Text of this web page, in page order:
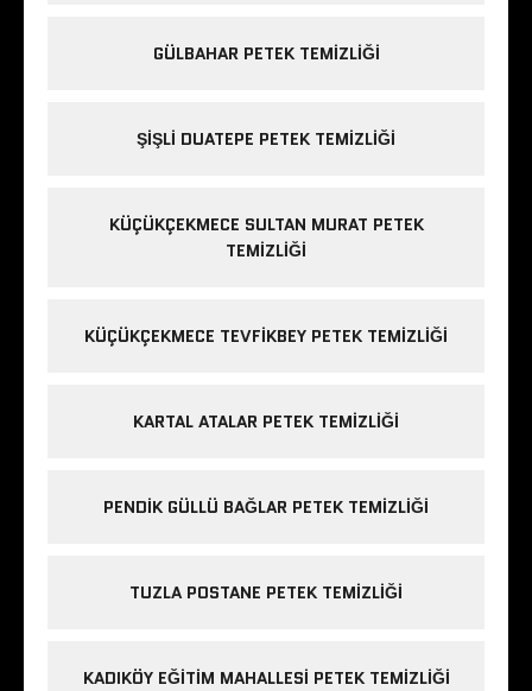
GÜLBAHAR PETEK TEMIZLIĞI
ŞIŞLI DUATEPE PETEK TEMIZLIĞI
KÜÇÜKÇEKMECE SULTAN MURAT PETEK
TEMIZLIĞI
KÜÇÜKÇEKMECE TEVFIKBEY PETEK TEMIZLIĞI
KARTAL ATALAR PETEK TEMIZLIĞI
PENDIK GÜLLÜ BAĞLAR PETEK TEMIZLIĞI
TUZLA POSTANE PETEK TEMIZLIĞI
KADIKÖY EĞITIM MAHALLESI PETEK TEMIZLIĞI